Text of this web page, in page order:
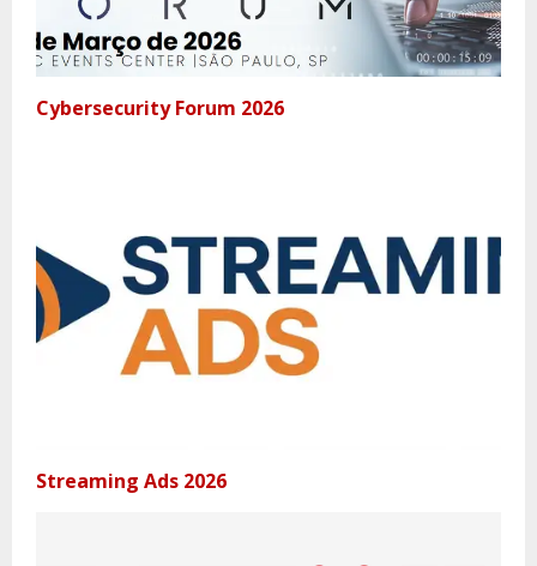
Cybersecurity Forum 2026
Streaming Ads 2026